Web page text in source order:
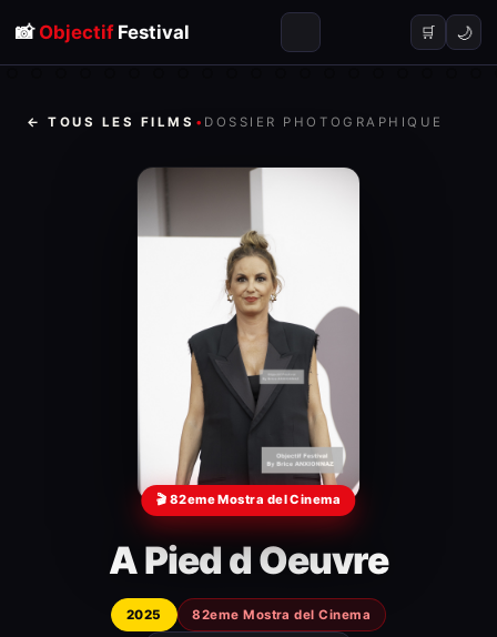
📸 ObjectifFestival 🛒 🌙
← TOUS LES FILMS • DOSSIER PHOTOGRAPHIQUE
🎬 82eme Mostra del Cinema
A Pied d Oeuvre
2025 82eme Mostra del Cinema